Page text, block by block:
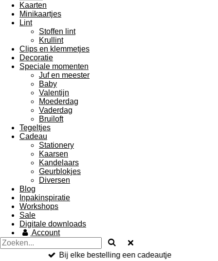
Kaarten
Minikaartjes
Lint
Stoffen lint
Krullint
Clips en klemmetjes
Decoratie
Speciale momenten
Juf en meester
Baby
Valentijn
Moederdag
Vaderdag
Bruiloft
Tegeltjes
Cadeau
Stationery
Kaarsen
Kandelaars
Geurblokjes
Diversen
Blog
Inpakinspiratie
Workshops
Sale
Digitale downloads
Account
Bij elke bestelling een cadeautje